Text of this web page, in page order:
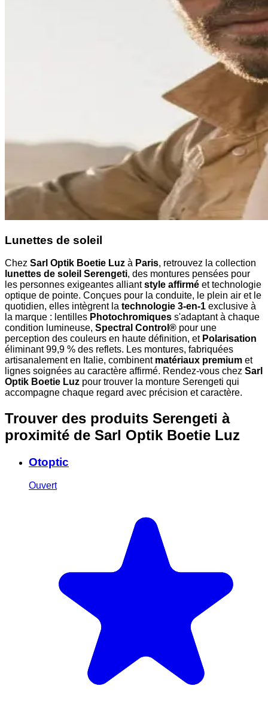
Lunettes de soleil
Chez Sarl Optik Boetie Luz à Paris, retrouvez la collection
lunettes de soleil Serengeti, des montures pensées pour
les personnes exigeantes alliantstyle affirmé et technologie
optique de pointe. Conçues pour la conduite, le plein air et le
quotidien, elles intègrent la technologie 3-en-1 exclusive à
la marque : lentilles Photochromiques s'adaptant à chaque
condition lumineuse, Spectral Control® pour une
perception des couleurs en haute définition, et Polarisation
éliminant 99,9 % des reflets. Les montures, fabriquées
artisanalement en Italie, combinent matériaux premium et
lignes soignées au caractère affirmé. Rendez-vous chez Sarl
Optik Boetie Luz pour trouver la monture Serengeti qui
accompagne chaque regard avec précision et caractère.
Trouver des produits Serengeti à
proximité de Sarl Optik Boetie Luz
Otoptic
Ouvert